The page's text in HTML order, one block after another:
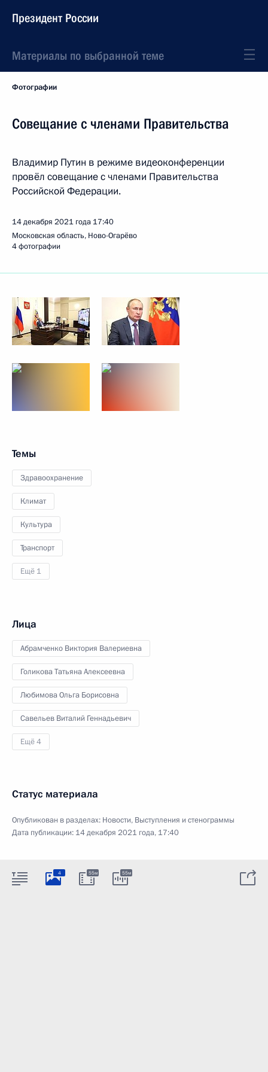
Президент России
Материалы по выбранной теме
Фотографии
Совещание с членами Правительства
Владимир Путин в режиме видеоконференции
провёл совещание с членами Правительства
Российской Федерации.
14 декабря 2021 года 17:40
Московская область, Ново-Огарёво
4 фотографии
Темы
Здравоохранение
Климат
Культура
Транспорт
Ещё 1
Лица
Абрамченко Виктория Валериевна
Голикова Татьяна Алексеевна
Любимова Ольга Борисовна
Савельев Виталий Геннадьевич
Ещё 4
Статус материала
Опубликован в разделах: Новости, Выступления и стенограммы
Дата публикации: 14 декабря 2021 года, 17:40
4 55м 55м